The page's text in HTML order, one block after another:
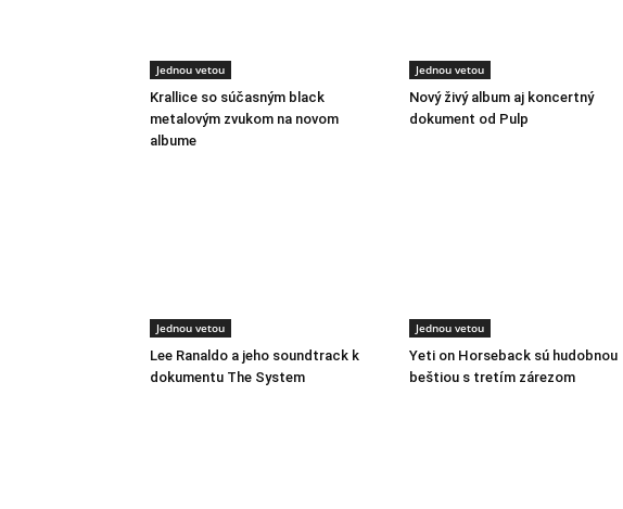
Jednou vetou
Krallice so súčasným black
metalovým zvukom na novom
albume
Jednou vetou
Nový živý album aj koncertný
dokument od Pulp
Jednou vetou
Lee Ranaldo a jeho soundtrack k
dokumentu The System
Jednou vetou
Yeti on Horseback sú hudobnou
beštiou s tretím zárezom